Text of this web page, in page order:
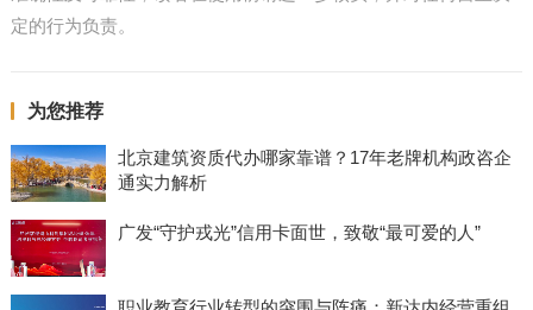
定的行为负责。
为您推荐
北京建筑资质代办哪家靠谱？17年老牌机构政咨企
通实力解析
广发“守护戎光”信用卡面世，致敬“最可爱的人”